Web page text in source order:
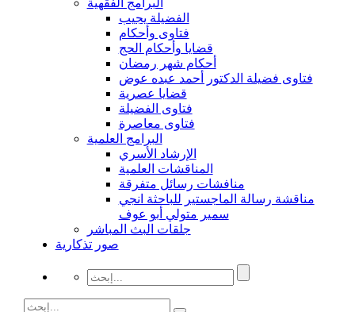
البرامج الفقهية
الفضيلة يجيب
فتاوى وأحكام
قضايا وأحكام الحج
أحكام شهر رمضان
فتاوى فضيلة الدكتور أحمد عبده عوض
قضايا عصرية
فتاوى الفضيلة
فتاوى معاصرة
البرامج العلمية
الإرشاد الأسري
المناقشات العلمية
منافشات رسائل متفرقة
مناقشة رسالة الماجستير للباحثة انجي
سمير متولي أبو عوف
جلقات البث المباشر
صور تذكارية